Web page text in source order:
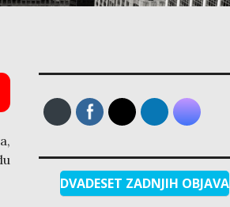
DVADESET ZADNJIH OBJAVA